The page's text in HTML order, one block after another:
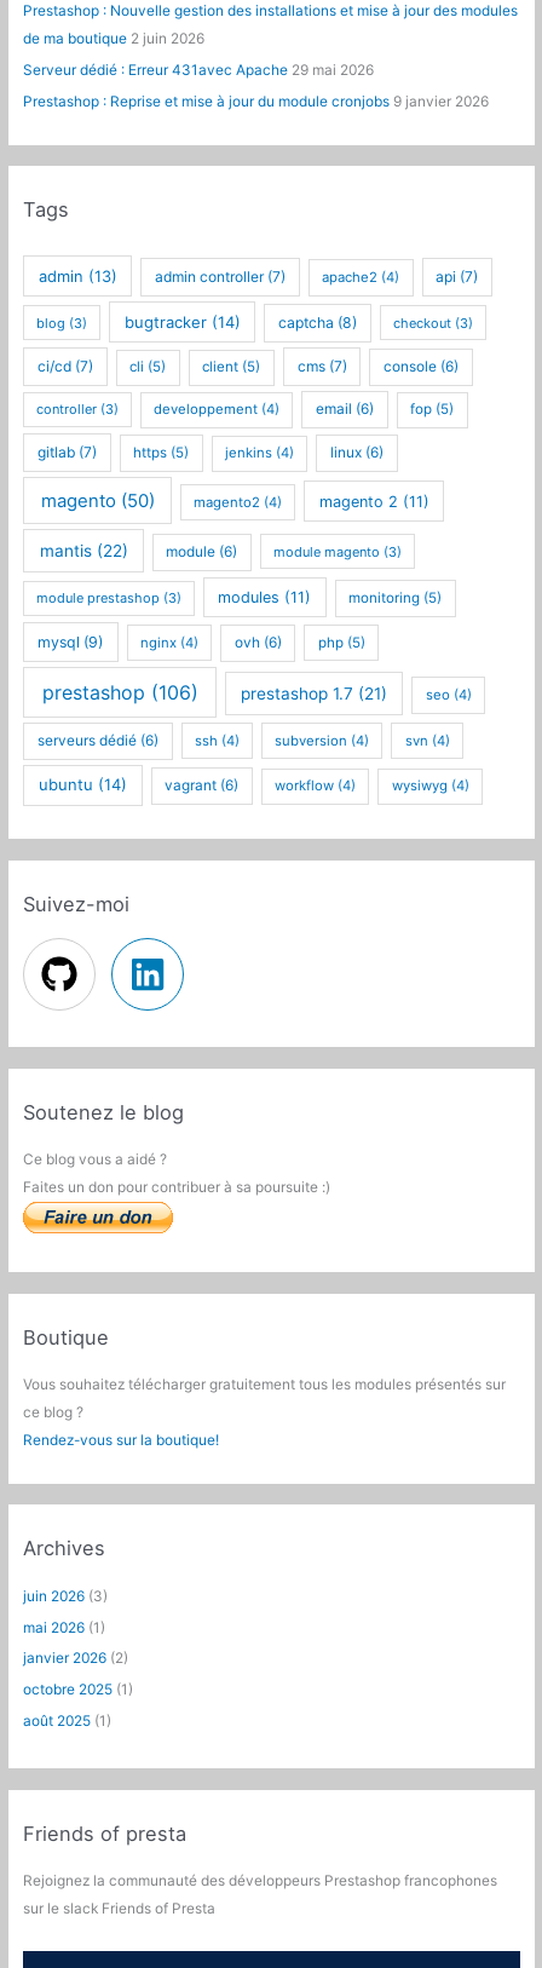
Prestashop : Nouvelle gestion des installations et mise à jour des modules
de ma boutique 2 juin 2026
Serveur dédié : Erreur 431avec Apache 29 mai 2026
Prestashop : Reprise et mise à jour du module cronjobs 9 janvier 2026
Tags
admin (13) admin controller(7) apache2 (4) api (7)
blog (3) bugtracker(14) captcha (8) checkout (3)
ci/cd (7) cli (5) client (5) cms(7) console (6)
controller (3) developpement (4) email (6) fop (5)
gitlab (7) https (5) jenkins (4) linux(6)
magento (50) magento2 (4) magento 2 (11)
mantis(22) module (6) module magento (3)
module prestashop (3) modules (11) monitoring (5)
mysql (9) nginx(4) ovh (6) php(5)
prestashop (106) prestashop 1.7 (21) seo(4)
serveurs dédié(6) ssh (4) subversion (4) svn (4)
ubuntu (14) vagrant (6) workflow (4) wysiwyg (4)
Suivez-moi
Soutenez le blog
Ce blog vous a aidé ?
Faites un don pour contribuer à sa poursuite :)
Boutique
Vous souhaitez télécharger gratuitement tous les modules présentés sur
ce blog ?
Rendez-vous sur la boutique!
Archives
juin 2026 (3)
mai 2026 (1)
janvier 2026 (2)
octobre 2025 (1)
août 2025 (1)
Friends of presta
Rejoignez la communauté des développeurs Prestashop francophones
sur le slack Friends of Presta